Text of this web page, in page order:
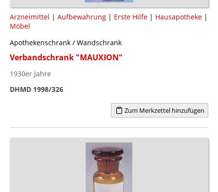
Arzneimittel | Aufbewahrung | Erste Hilfe | Hausapotheke |
Möbel
Apothekenschrank / Wandschrank
Verbandschrank "MAUXION"
1930er Jahre
DHMD 1998/326
Zum Merkzettel hinzufügen